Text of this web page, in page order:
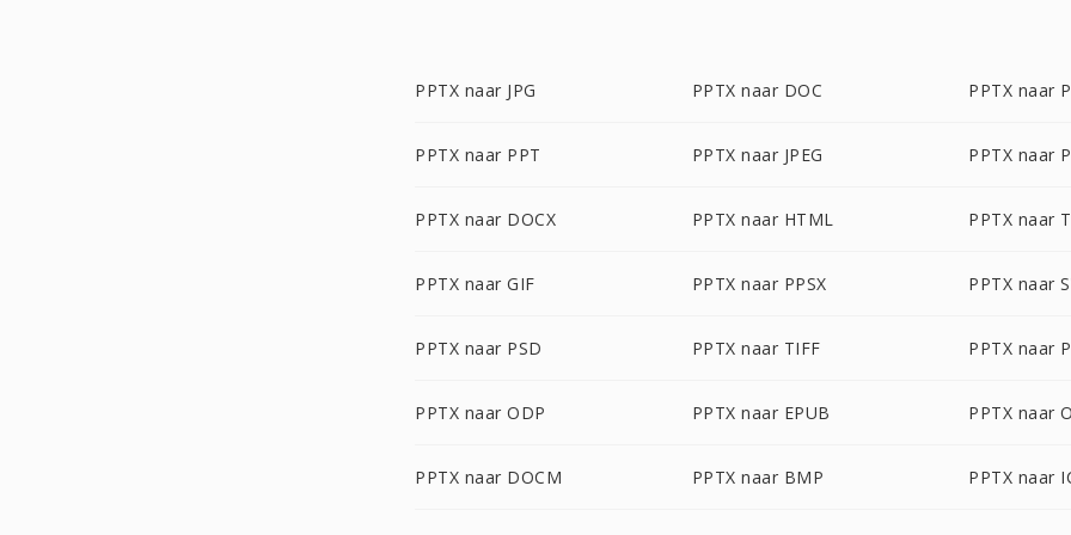
PPTX naar JPG PPTX naar DOC PPTX naar
PPTX naar PPT PPTX naar JPEG PPTX naar
PPTX naar DOCX PPTX naar HTML PPTX naar
PPTX naar GIF PPTX naar PPSX PPTX naar
PPTX naar PSD PPTX naar TIFF PPTX naar
PPTX naar ODP PPTX naar EPUB PPTX naar
PPTX naar DOCM PPTX naar BMP PPTX naar